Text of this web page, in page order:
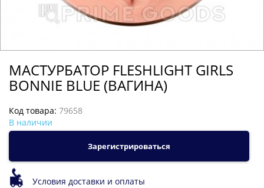
МАСТУРБАТОР FLESHLIGHT GIRLS
BONNIE BLUE (ВАГИНА)
Код товара: 79658
В наличии
Зарегистрироваться
Условия доставки и оплаты